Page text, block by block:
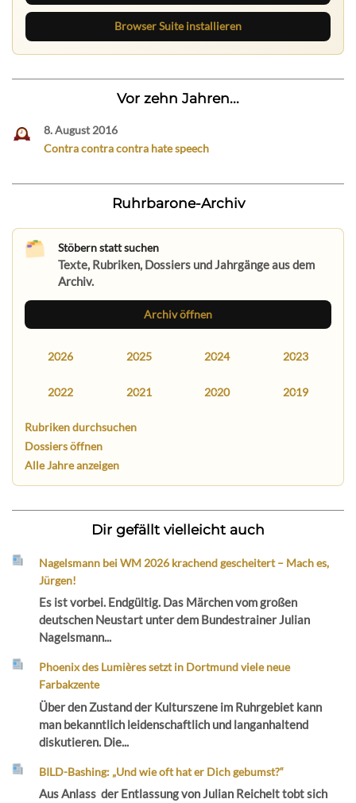
Browser Suite installieren
Vor zehn Jahren...
8. August 2016
Contra contra contra hate speech
Ruhrbarone-Archiv
Stöbern statt suchen
Texte, Rubriken, Dossiers und Jahrgänge aus dem
Archiv.
Archiv öffnen
2026 2025 2024 2023
2022 2021 2020 2019
Rubriken durchsuchen
Dossiers öffnen
Alle Jahre anzeigen
Dir gefällt vielleicht auch
Nagelsmann bei WM 2026 krachend gescheitert – Mach es,
Jürgen!
Es ist vorbei. Endgültig. Das Märchen vom großen
deutschen Neustart unter dem Bundestrainer Julian
Nagelsmann...
Phoenix des Lumières setzt in Dortmund viele neue
Farbakzente
Über den Zustand der Kulturszene im Ruhrgebiet kann
man bekanntlich leidenschaftlich und langanhaltend
diskutieren. Die...
BILD-Bashing: „Und wie oft hat er Dich gebumst?“
Aus Anlass der Entlassung von Julian Reichelt tobt sich